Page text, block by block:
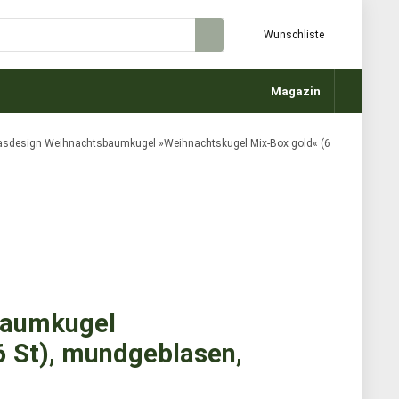
Wunschliste
Magazin
Weihnachtsbaumkugel »Weihnachtskugel Mix-Box gold« (6
St), mundgeblasen,